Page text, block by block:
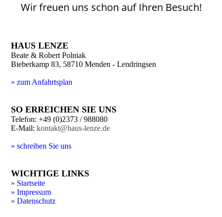
Wir freuen uns schon auf Ihren Besuch!
HAUS LENZE
Beate & Robert Polniak
Bieberkamp 83, 58710 Menden - Lendringsen
» zum Anfahrtsplan
SO ERREICHEN SIE UNS
Telefon: +49 (0)2373 / 988080
E-Mail:kontakt@haus-lenze.de
» schreiben Sie uns
WICHTIGE LINKS
» Startseite
» Impressum
» Datenschutz